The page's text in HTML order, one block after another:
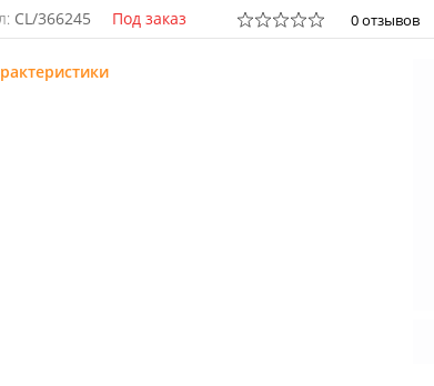
CL/366245 Под заказ 0 отзывов